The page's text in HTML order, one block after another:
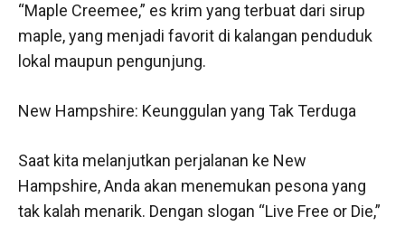
“Maple Creemee,” es krim yang terbuat dari sirup
maple, yang menjadi favorit di kalangan penduduk
lokal maupun pengunjung.
New Hampshire: Keunggulan yang Tak Terduga
Saat kita melanjutkan perjalanan ke New
Hampshire, Anda akan menemukan pesona yang
tak kalah menarik. Dengan slogan “Live Free or Die,”